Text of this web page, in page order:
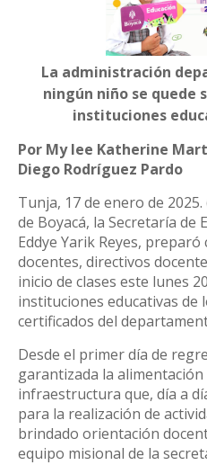
La administración
ningún niño se quede
instituciones
Por My lee Katherine
Diego Rodríguez Pardo
Tunja, 17 de enero de
de Boyacá, la Secretaría de
Eddye Yarik Reyes,
docentes, directivos
inicio de clases este lunes
instituciones educativas de
certificados del
Desde el primer día de
garantizada la alimentación
infraestructura que, día a
para la realización de
brindado orientación
equipo misional de la